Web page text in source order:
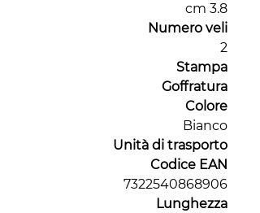
3.8 cm
Numero veli
2
Stampa
Goffratura
Colore
Bianco
Unità di trasporto
Codice EAN
7322540868906
Lunghezza